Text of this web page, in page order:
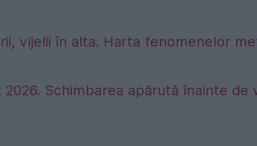
vijelii în alta. Harta fenomenelor
Schimbarea apărută înainte de